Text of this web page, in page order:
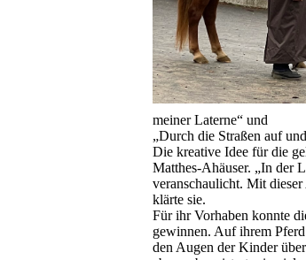
meiner Laterne“ und
„Durch die Straßen auf
Die kreative Idee für die
Matthes-Ahäuser. „In der
veranschaulicht. Mit
klärte sie.
Für ihr Vorhaben konnte
gewinnen. Auf ihrem
den Augen der Kinder